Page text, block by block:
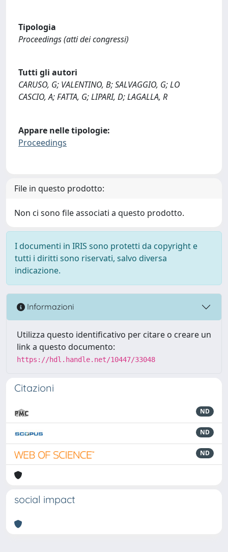
Tipologia
Proceedings (atti dei congressi)
Tutti gli autori
CARUSO, G; VALENTINO, B; SALVAGGIO, G; LO
CASCIO, A; FATTA, G; LIPARI, D; LAGALLA, R
Appare nelle tipologie:
Proceedings
File in questo prodotto:
Non ci sono file associati a questo prodotto.
I documenti in IRIS sono protetti da copyright e
tutti i diritti sono riservati, salvo diversa
indicazione.
Informazioni
Utilizza questo identificativo per citare o creare un
link a questo documento:
https://hdl.handle.net/10447/33048
Citazioni
ND
ND
ND
social impact